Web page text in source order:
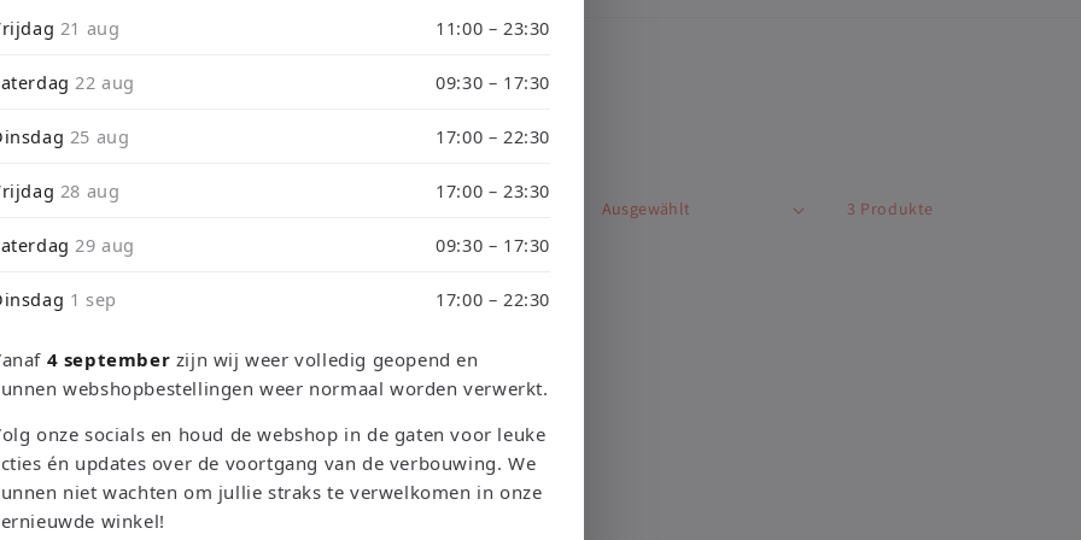
i
n
3 Produkte
21 aug 11:00 – 23:30
22 aug 09:30 – 17:30
25 aug 17:00 – 22:30
28 aug 17:00 – 23:30
29 aug 09:30 – 17:30
1 sep 17:00 – 22:30
4 september zijn wij weer volledig geopend en
webshopbestellingen weer normaal worden verwerkt.
onze socials en houd de webshop in de gaten voor leuke
én updates over de voortgang van de verbouwing. We
niet wachten om jullie straks te verwelkomen in onze
winkel!